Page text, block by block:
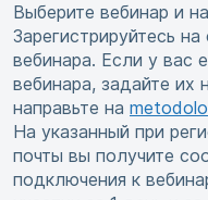
Выберите вебинар и
Зарегистрируйтесь
вебинара. Если у вас
вебинара, задайте их
направьте на
На указанный при
почты вы получите
подключения к